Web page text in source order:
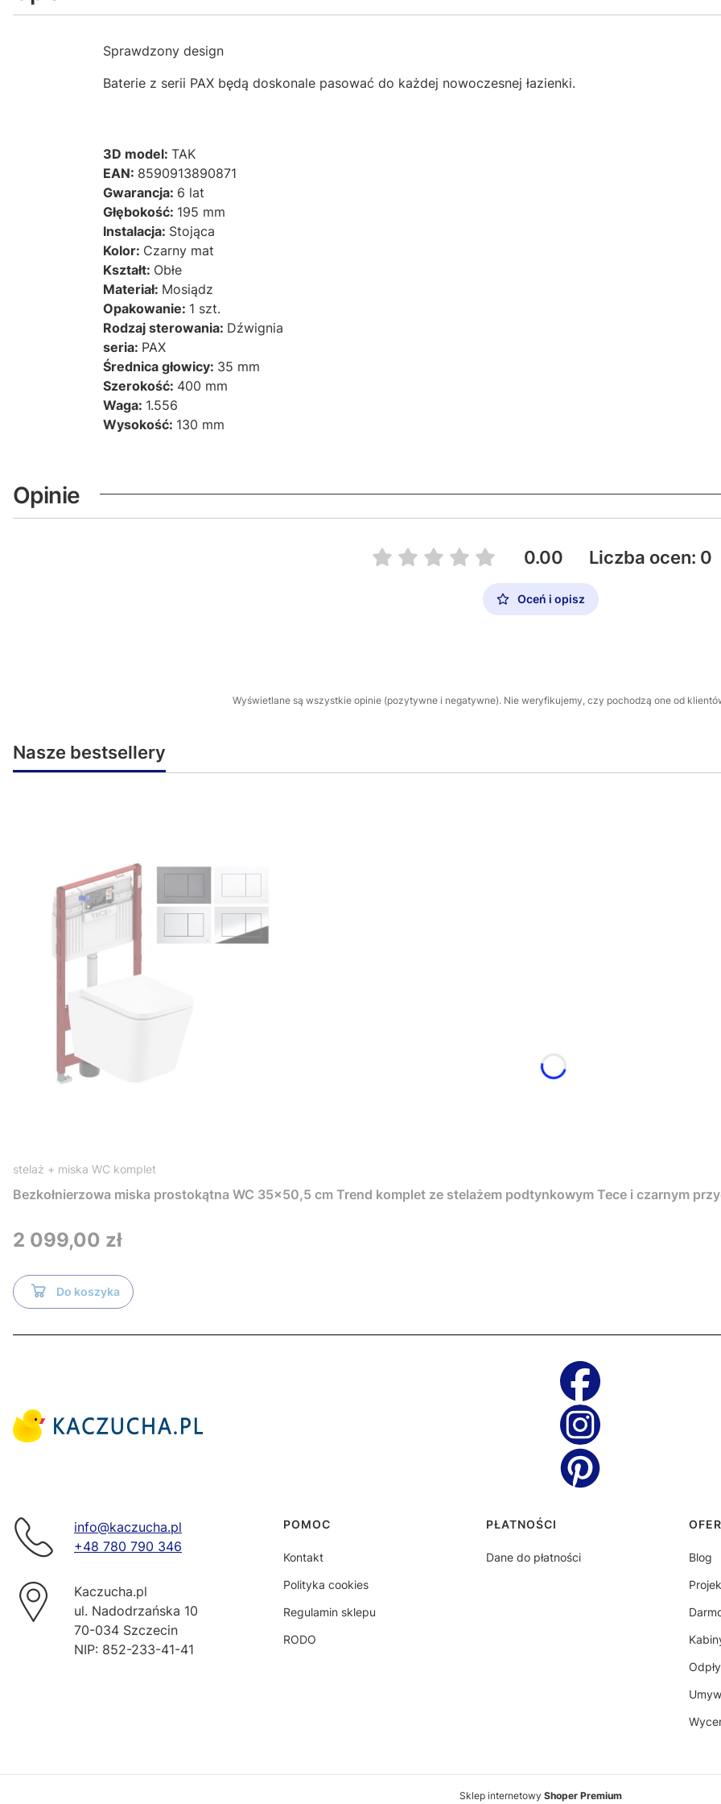
Sprawdzony design
Baterie z serii PAX będą doskonale pasować do każdej nowoczesnej łazienki.
3D model: TAK
EAN: 8590913890871
Gwarancja: 6 lat
Głębokość: 195 mm
Instalacja: Stojąca
Kolor: Czarny mat
Kształt: Obłe
Materiał: Mosiądz
Opakowanie: 1 szt.
Rodzaj sterowania: Dźwignia
seria: PAX
Średnica głowicy: 35 mm
Szerokość: 400 mm
Waga: 1.556
Wysokość: 130 mm
Opinie
0.00 Liczba ocen: 0
Oceń i opisz
Wyświetlane są wszystkie opinie (pozytywne i negatywne). Nie weryfikujemy, czy pochodzą one od
Nasze bestsellery
stelaż + miska WC komplet
Bezkołnierzowa miska prostokątna WC 35x50,5 cm Trend komplet ze stelażem podtynkowym Tece i czarnym
Cena
2 099,00 zł
Do koszyka
info@kaczucha.pl
+48 780 790 346
Kaczucha.pl
ul. Nadodrzańska 10
70-034 Szczecin
NIP: 852-233-41-41
Linki w stopce
POMOC
Kontakt
Polityka cookies
Regulamin sklepu
RODO
PŁATNOŚCI
Dane do płatności
Blog
Sklep internetowy Shoper Premium